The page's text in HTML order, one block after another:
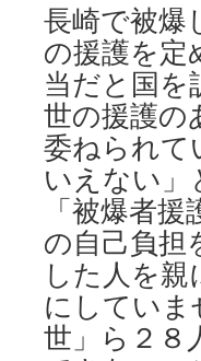
長崎で被爆
の援護を定
当だと国を
世の援護の
委ねられて
いえない」
「被爆者
の自己負担
した人を
にしていま
世」ら２８